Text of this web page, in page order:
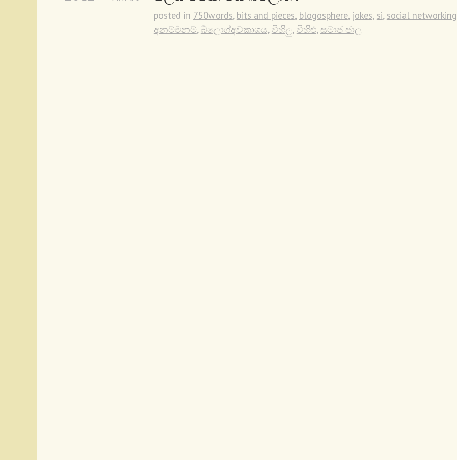
posted in 750words, bits and pieces, blogosphere, jokes, si, social networking
අනම්මනම්, බ්ලොග්අවකාශය, විහිලු, විහිළු, සමාජ ජාල